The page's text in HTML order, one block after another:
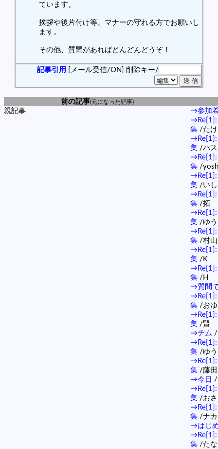
ています。
挨拶や後片付け等、マナーの守れる方でお願いし
ます。
その他、質問があればどんどんどうぞ！
記事引用 [メール受信/ON] 削除キー/
前の記事(元になった記事)
親記事
→参加
集 /た
集 /バ
集 /
集 /い
集 /拓
集 /ゆ
集 /村
集 /K
集 /H
→質問
集 /お
集 /賢
→チム /
集 /ゆ
集 /藤田
→今日 /
集 /お
集 /ナ
→はじ
集 /た